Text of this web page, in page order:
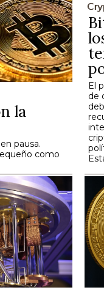
la
pausa.
como
El
de